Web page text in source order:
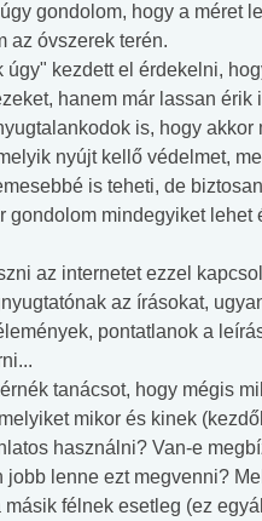
gondolom, hogy a méret
az óvszerek terén.
úgy" kezdett el érdekelni,
hanem már lassan érik
is, hogy akkor
nyújt kellő védelmet,
is teheti, de
gondolom mindegyiket lehet
az internetet ezzel
az írásokat,
pontatlanok a
tanácsot, hogy mégis
mikor és kinek
használni? Van-e
jobb lenne ezt megvenni?
másik félnek esetleg (ez